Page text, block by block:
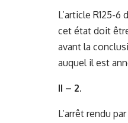
L’article R125-
cet état doit
avant la
auquel il est
II – 2.
L’arrêt rendu